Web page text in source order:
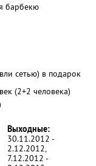
барбекю
сетью) в подарок
(2+2 человека)
Выходные:
30.11.2012 -
2.12.2012,
7.12.2012 -